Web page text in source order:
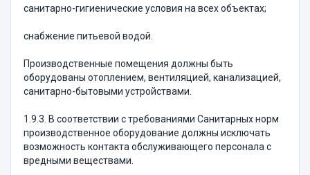
санитарно-гигиенические условия на всех объектах;
снабжение питьевой водой.
Производственные помещения должны быть
оборудованы отоплением, вентиляцией, канализацией,
санитарно-бытовыми устройствами.
1.9.3. В соответствии с требованиями Санитарных норм
производственное оборудование должны исключать
возможность контакта обслуживающего персонала с
вредными веществами.